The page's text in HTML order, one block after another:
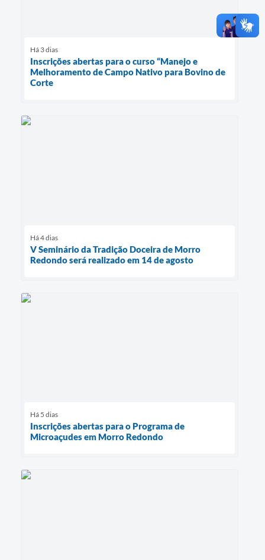
Há 3 dias
Inscrições abertas para o curso “Manejo e
Melhoramento de Campo Nativo para Bovino de
Corte
Há 4 dias
V Seminário da Tradição Doceira de Morro
Redondo será realizado em 14 de agosto
Há 5 dias
Inscrições abertas para o Programa de
Microaçudes em Morro Redondo